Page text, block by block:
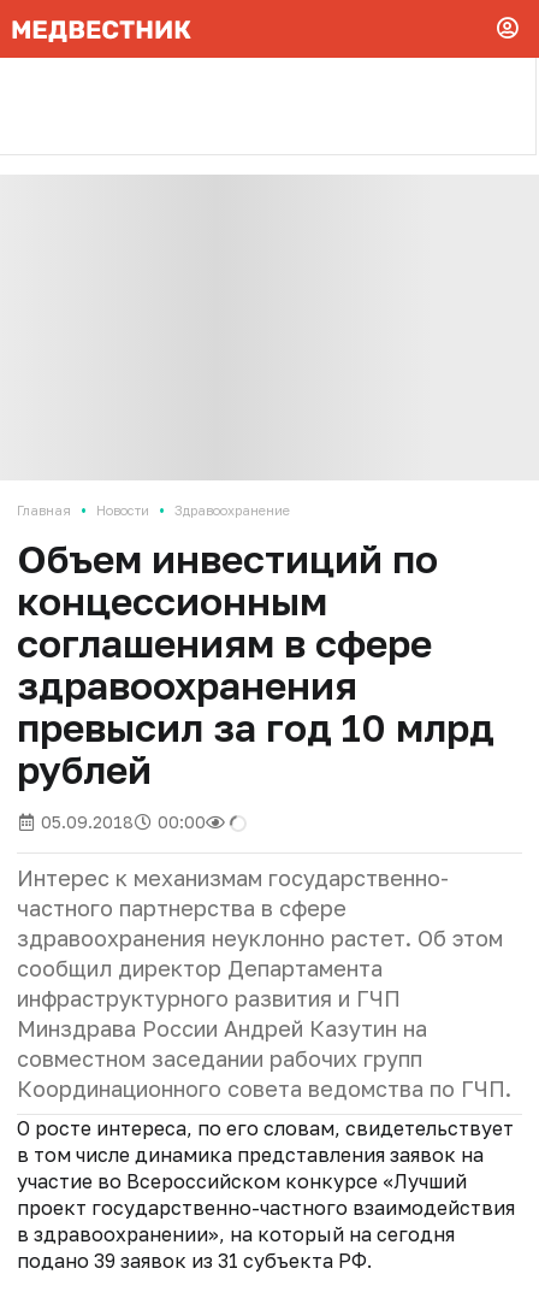
Главная • Новости • Здравоохранение
Объем инвестиций по
концессионным
соглашениям в сфере
здравоохранения
превысил за год 10 млрд
рублей
05.09.2018 00:00
Интерес к механизмам государственно-
частного партнерства в сфере
здравоохранения неуклонно растет. Об этом
сообщил директор Департамента
инфраструктурного развития и ГЧП
Минздрава России Андрей Казутин на
совместном заседании рабочих групп
Координационного совета ведомства по ГЧП.
О росте интереса, по его словам, свидетельствует
в том числе динамика представления заявок на
участие во Всероссийском конкурсе «Лучший
проект государственно-частного взаимодействия
в здравоохранении», на который на сегодня
подано 39 заявок из 31 субъекта РФ.